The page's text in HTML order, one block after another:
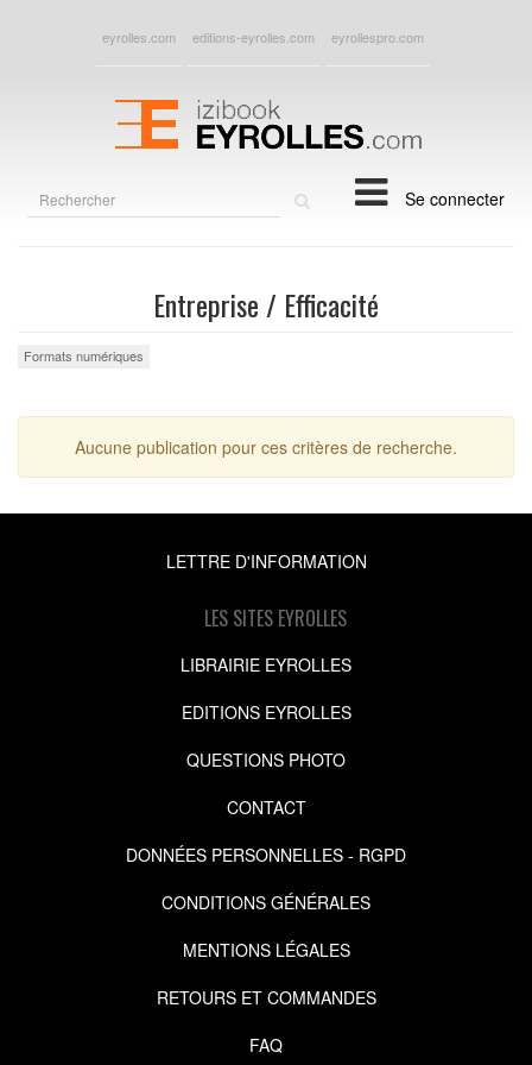
eyrolles.com editions-eyrolles.com eyrollespro.com
Se connecter
Entreprise / Efficacité
Formats numériques
Aucune publication pour ces critères de recherche.
LETTRE D'INFORMATION
LES SITES EYROLLES
LIBRAIRIE EYROLLES
EDITIONS EYROLLES
QUESTIONS PHOTO
CONTACT
DONNÉES PERSONNELLES - RGPD
CONDITIONS GÉNÉRALES
MENTIONS LÉGALES
RETOURS ET COMMANDES
FAQ